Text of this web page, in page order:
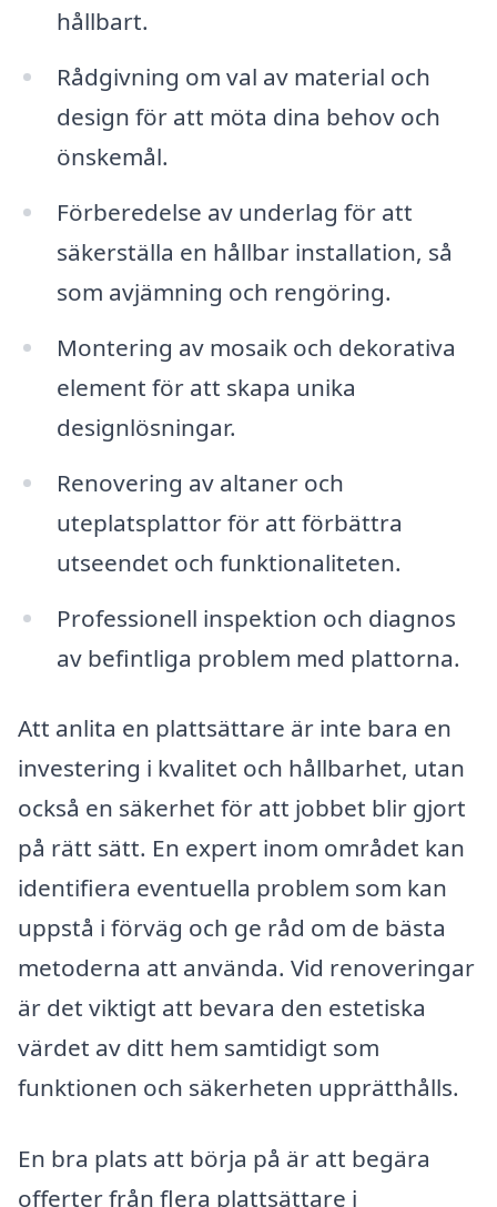
hållbart.
Rådgivning om val av material och
design för att möta dina behov och
önskemål.
Förberedelse av underlag för att
säkerställa en hållbar installation, så
som avjämning och rengöring.
Montering av mosaik och dekorativa
element för att skapa unika
designlösningar.
Renovering av altaner och
uteplatsplattor för att förbättra
utseendet och funktionaliteten.
Professionell inspektion och diagnos
av befintliga problem med plattorna.
Att anlita en plattsättare är inte bara en
investering i kvalitet och hållbarhet, utan
också en säkerhet för att jobbet blir gjort
på rätt sätt. En expert inom området kan
identifiera eventuella problem som kan
uppstå i förväg och ge råd om de bästa
metoderna att använda. Vid renoveringar
är det viktigt att bevara den estetiska
värdet av ditt hem samtidigt som
funktionen och säkerheten upprätthålls.
En bra plats att börja på är att begära
offerter från flera plattsättare i